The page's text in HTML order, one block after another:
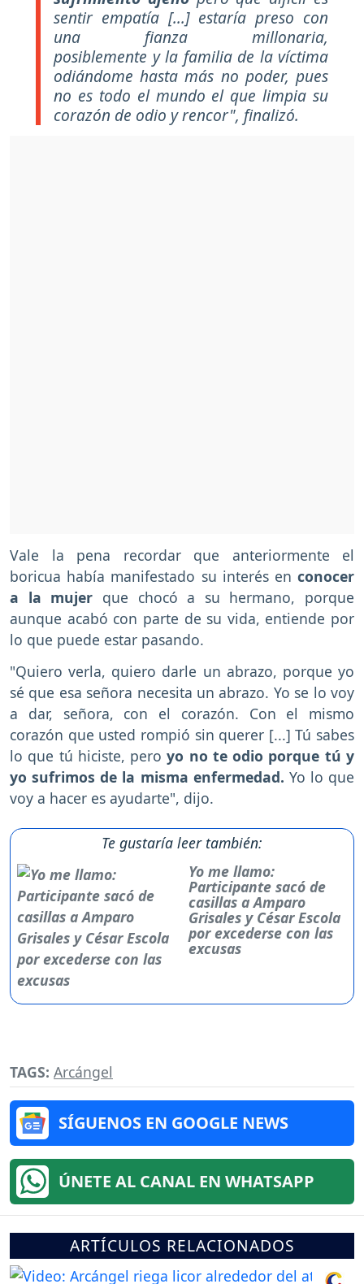
sentir empatía [...] estaría preso con
una fianza millonaria,
posiblemente y la familia de la víctima
odiándome hasta más no poder, pues
no es todo el mundo el que limpia su
corazón de odio y rencor", finalizó.
Vale la pena recordar que anteriormente el
boricua había manifestado su interés en conocer
a la mujer que chocó a su hermano, porque
aunque acabó con parte de su vida, entiende por
lo que puede estar pasando.
"Quiero verla, quiero darle un abrazo, porque yo
sé que esa señora necesita un abrazo. Yo se lo voy
a dar, señora, con el corazón. Con el mismo
corazón que usted rompió sin querer [...] Tú sabes
lo que tú hiciste, peroyo no te odio porque tú y
yo sufrimos de la misma enfermedad. Yo lo que
voy a hacer es ayudarte", dijo.
Te gustaría leer también:
Yo me llamo:
Participante sacó de
casillas a Amparo
Grisales y César Escola
por excederse con las
excusas
TAGS: Arcángel
SÍGUENOS EN GOOGLE NEWS
ÚNETE AL CANAL EN WHATSAPP
ARTÍCULOS RELACIONADOS